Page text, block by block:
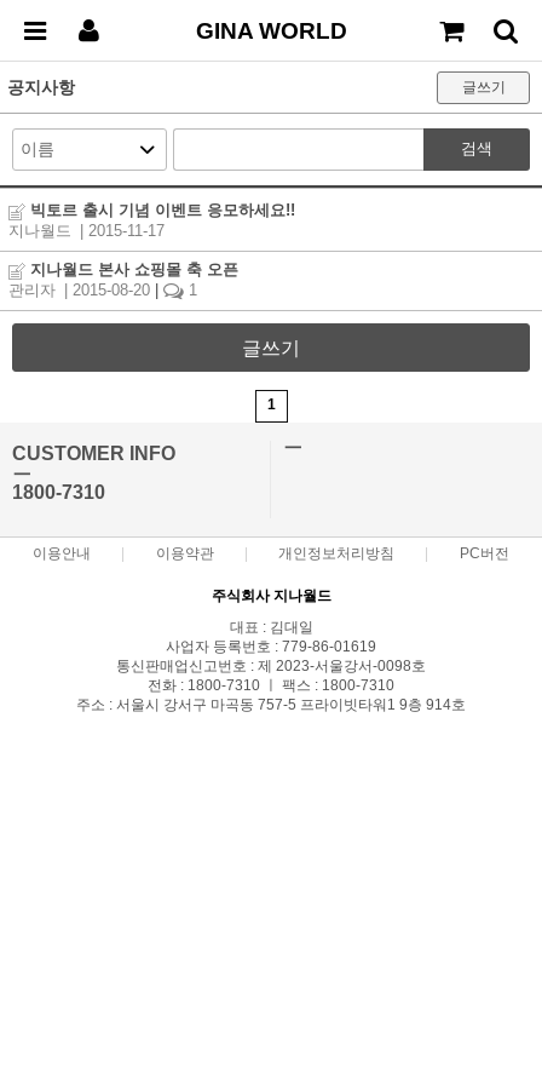
GINA WORLD
공지사항 글쓰기
검색
빅토르 출시 기념 이벤트 응모하세요!!
지나월드
| 2015-11-17
지나월드 본사 쇼핑몰 축 오픈
관리자
| 2015-08-20 1
글쓰기
1
CUSTOMER INFO
ㅡ
1800-7310
ㅡ
이용안내 이용약관 개인정보처리방침 PC버전
주식회사 지나월드
대표 : 김대일
사업자 등록번호 : 779-86-01619
통신판매업신고번호 : 제 2023-서울강서-0098호
전화 : 1800-7310 ㅣ 팩스 : 1800-7310
주소 : 서울시 강서구 마곡동 757-5 프라이빗타워1 9층 914호